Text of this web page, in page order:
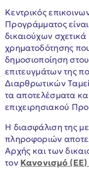
Κεντρικός
Προγράμματος
δικαιούχων σχετικά
χρηματοδότησης
δημοσιοποίηση
επιτευγμάτων της
Διαρθρωτικών
τα αποτελέσματα
επιχειρησιακού
Η διασφάλιση της
πληροφοριών
Αρχής και των
τον Κανονισμό